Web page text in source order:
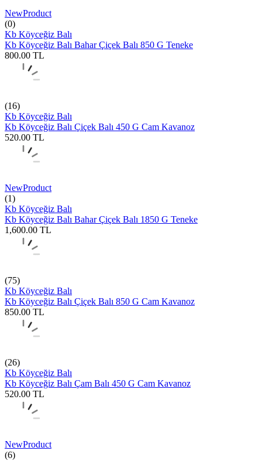
NewProduct
(0)
Kb Köyceğiz Balı
Kb Köyceğiz Balı Bahar Çiçek Balı 850 G Teneke
800.00 TL
(16)
Kb Köyceğiz Balı
Kb Köyceğiz Balı Çiçek Balı 450 G Cam Kavanoz
520.00 TL
NewProduct
(1)
Kb Köyceğiz Balı
Kb Köyceğiz Balı Bahar Çiçek Balı 1850 G Teneke
1,600.00 TL
(75)
Kb Köyceğiz Balı
Kb Köyceğiz Balı Çiçek Balı 850 G Cam Kavanoz
850.00 TL
(26)
Kb Köyceğiz Balı
Kb Köyceğiz Balı Çam Balı 450 G Cam Kavanoz
520.00 TL
NewProduct
(6)